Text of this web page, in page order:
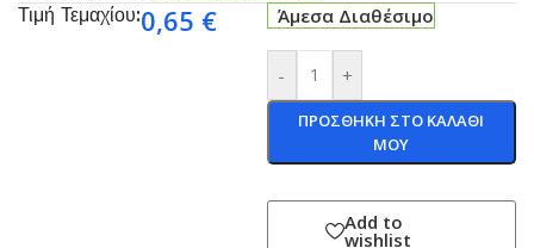
Τιμή Τεμαχίου:0,65 € Άμεσα Διαθέσιμο
- +
ΠΡΟΣΘΗΚΗ ΣΤΟ ΚΑΛΑΘΙ
ΜΟΥ
Add to
wishlist